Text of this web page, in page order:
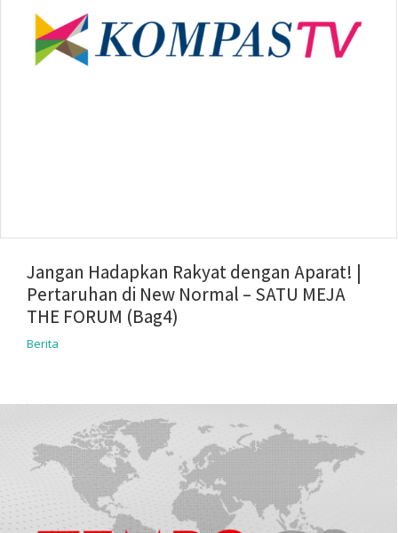
Jangan Hadapkan Rakyat dengan Aparat! |
Pertaruhan di New Normal – SATU MEJA
THE FORUM (Bag4)
Berita